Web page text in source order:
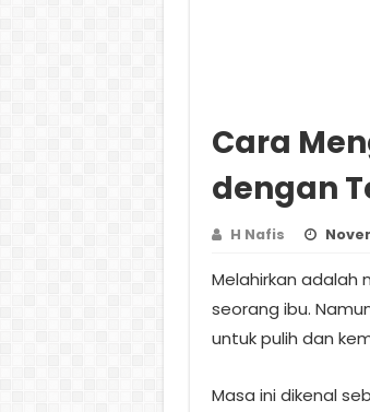
Cara
dengan
H Nafis
Melahirkan adalah
seorang ibu.
untuk pulih dan
Masa ini dikenal